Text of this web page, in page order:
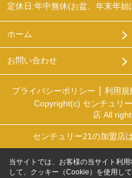
定休日:年中無休(お盆、年末年始
ホーム
お問い合わせ
プライバシーポリシー 利用規
Copyright(c) センチュリ
店 All
センチュリー21の加盟店
当サイトでは、お客様の当サイト利
して、クッキー（Cookie）を使用して